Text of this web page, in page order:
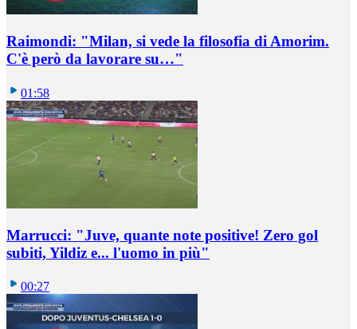
Raimondi: "Milan, si vede la filosofia di Amorim.
C'è però da lavorare su…"
01:58
Marrucci: "Juve, quante note positive! Zero gol
subiti, Yildiz e... l'uomo in più"
00:27